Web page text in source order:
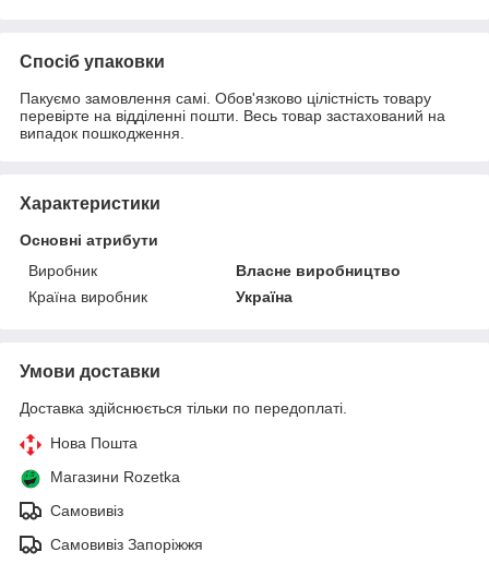
Спосіб упаковки
Пакуємо замовлення самі. Обов'язково цілістність товару
перевірте на відділенні пошти. Весь товар застахований на
випадок пошкодження.
Характеристики
Основні атрибути
Виробник
Власне виробництво
Країна виробник
Україна
Умови доставки
Доставка здійснюється тільки по передоплаті.
Нова Пошта
Магазини Rozetka
Самовивіз
Самовивіз Запоріжжя